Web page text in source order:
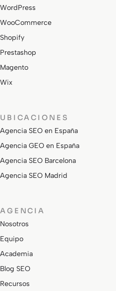
WordPress
WooCommerce
Shopify
Prestashop
Magento
Wix
UBICACIONES
Agencia SEO en España
Agencia GEO en España
Agencia SEO Barcelona
Agencia SEO Madrid
AGENCIA
Nosotros
Equipo
Academia
Blog SEO
Recursos